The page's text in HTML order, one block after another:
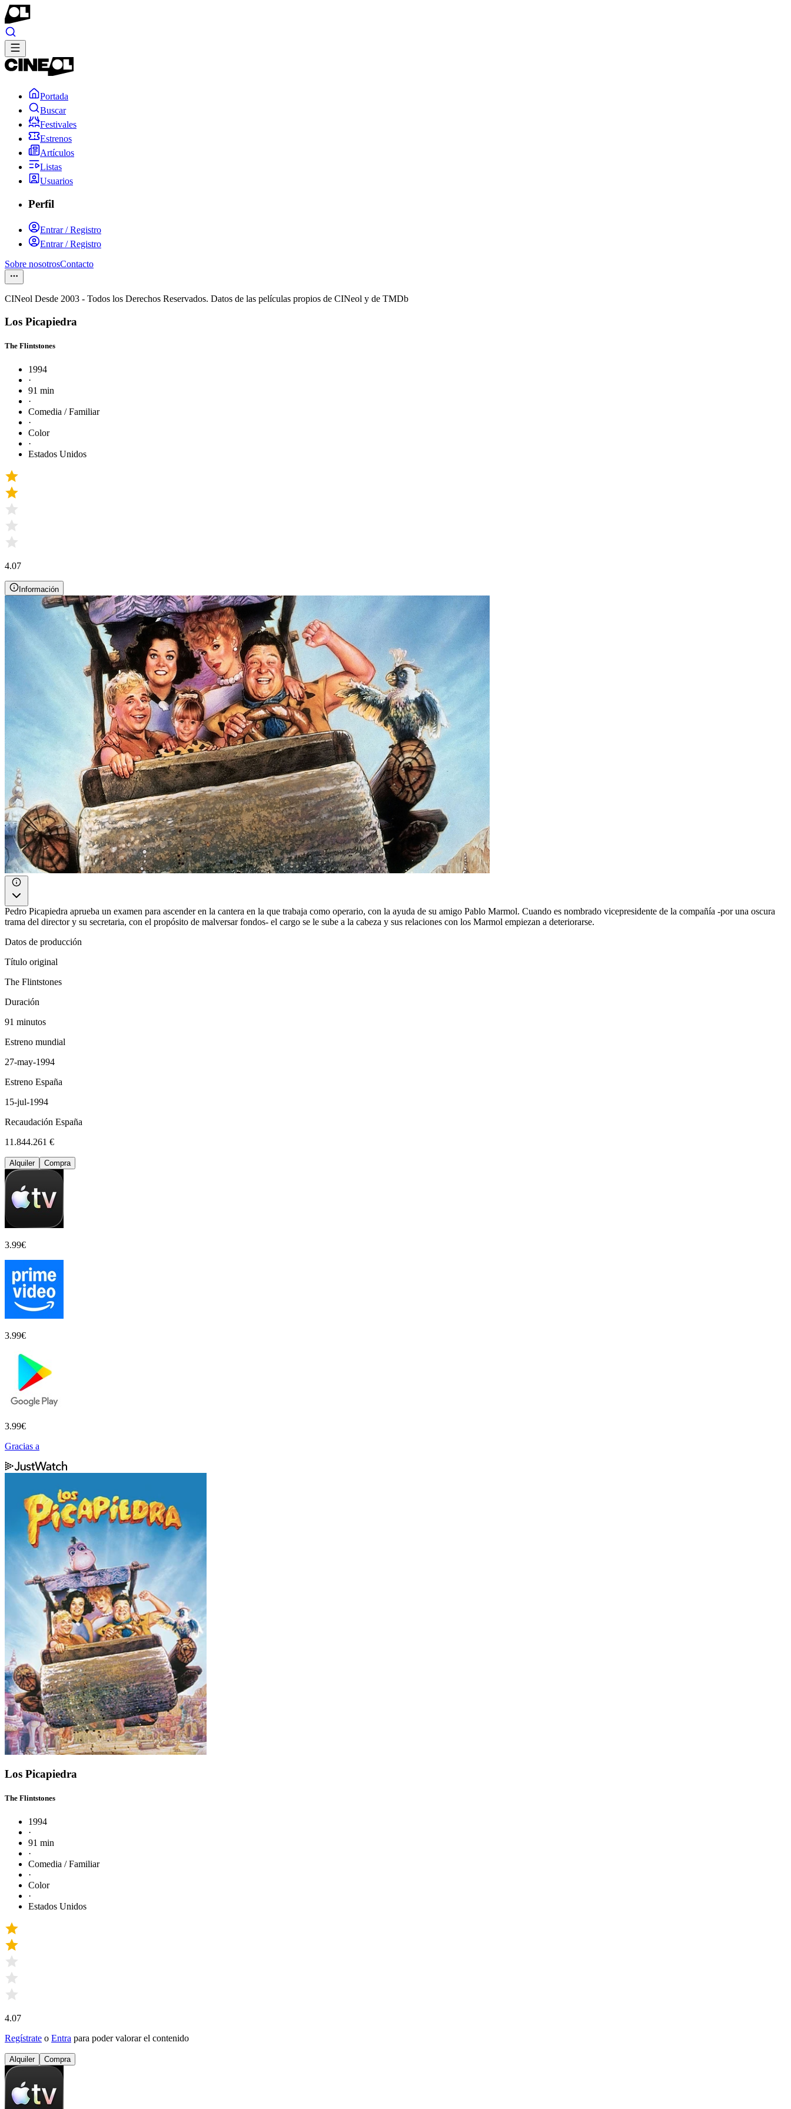
Portada
Buscar
Festivales
Estrenos
Artículos
Listas
Usuarios
Perfil
Entrar / Registro
Entrar / Registro
Sobre nosotrosContacto
CINeol Desde 2003 - Todos los Derechos Reservados. Datos de las películas propios de CINeol y de TMDb
Los Picapiedra
The Flintstones
1994
·
91 min
·
Comedia / Familiar
·
Color
·
Estados Unidos
4.07
Información
Pedro Picapiedra aprueba un examen para ascender en la cantera en la que trabaja como operario, con la ayuda de su amigo Pablo Marmol. Cuando es nombrado vicepresidente de la compañía -por una oscura
trama del director y su secretaria, con el propósito de malversar fondos- el cargo se le sube a la cabeza y sus relaciones con los Marmol empiezan a deteriorarse.
Datos de producción
Título original
The Flintstones
Duración
91 minutos
Estreno mundial
27-may-1994
Estreno España
15-jul-1994
Recaudación España
11.844.261 €
Alquiler Compra
3.99€
3.99€
3.99€
Gracias a
Los Picapiedra
The Flintstones
1994
·
91 min
·
Comedia / Familiar
·
Color
·
Estados Unidos
4.07
Regístrate o Entra para poder valorar el contenido
Alquiler Compra